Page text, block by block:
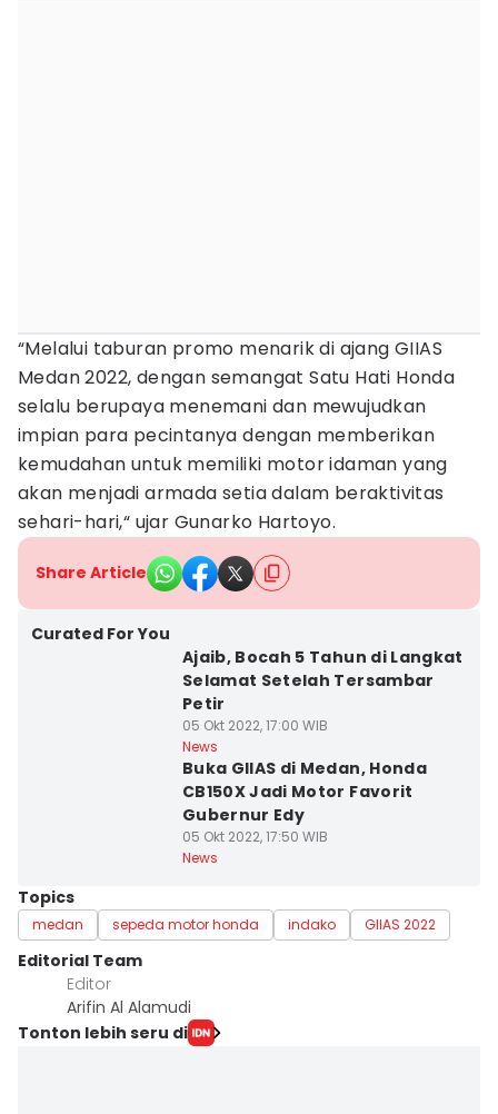
“Melalui taburan promo menarik di ajang GIIAS
Medan 2022, dengan semangat Satu Hati Honda
selalu berupaya menemani dan mewujudkan
impian para pecintanya dengan memberikan
kemudahan untuk memiliki motor idaman yang
akan menjadi armada setia dalam beraktivitas
sehari-hari,“ ujar Gunarko Hartoyo.
Share Article
Curated For You
Ajaib, Bocah 5 Tahun di Langkat
Selamat Setelah Tersambar
Petir
05 Okt 2022, 17:00 WIB
News
Buka GIIAS di Medan, Honda
CB150X Jadi Motor Favorit
Gubernur Edy
05 Okt 2022, 17:50 WIB
News
Topics
medan sepeda motor honda indako GIIAS 2022
Editorial Team
Editor
Arifin Al Alamudi
Tonton lebih seru di